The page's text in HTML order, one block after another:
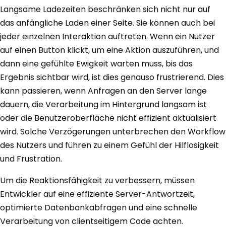
Langsame Ladezeiten beschränken sich nicht nur auf
das anfängliche Laden einer Seite. Sie können auch bei
jeder einzelnen Interaktion auftreten. Wenn ein Nutzer
auf einen Button klickt, um eine Aktion auszuführen, und
dann eine gefühlte Ewigkeit warten muss, bis das
Ergebnis sichtbar wird, ist dies genauso frustrierend. Dies
kann passieren, wenn Anfragen an den Server lange
dauern, die Verarbeitung im Hintergrund langsam ist
oder die Benutzeroberfläche nicht effizient aktualisiert
wird. Solche Verzögerungen unterbrechen den Workflow
des Nutzers und führen zu einem Gefühl der Hilflosigkeit
und Frustration.
Um die Reaktionsfähigkeit zu verbessern, müssen
Entwickler auf eine effiziente Server-Antwortzeit,
optimierte Datenbankabfragen und eine schnelle
Verarbeitung von clientseitigem Code achten.